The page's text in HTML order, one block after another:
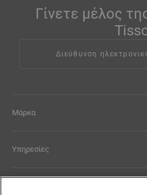
Γίνετε μέλος
Διεύθυνση
Μάρκα
Υπηρεσίες